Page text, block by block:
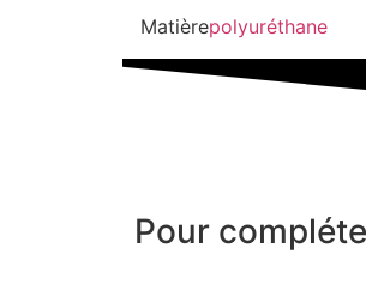
Matièrepolyuréthane
Pour